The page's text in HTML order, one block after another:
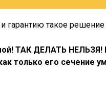
гарантию такое решение
ТАК ДЕЛАТЬ
только его сечение